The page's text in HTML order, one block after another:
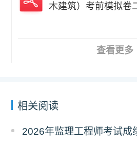
木建筑）考前模拟卷
查看更多
相关阅读